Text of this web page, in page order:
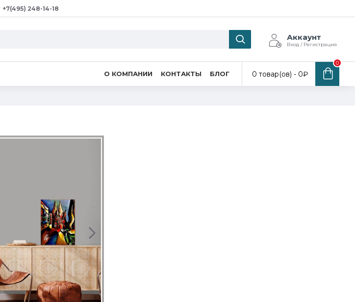
+7(495) 248-14-18
Аккаунт
Вход / Регистрация
О КОМПАНИИ КОНТАКТЫ БЛОГ 0 товар(ов) - 0₽
0